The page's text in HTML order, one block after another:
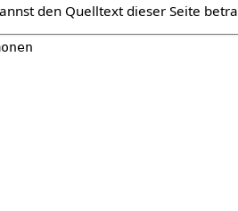
den Quelltext dieser Seite